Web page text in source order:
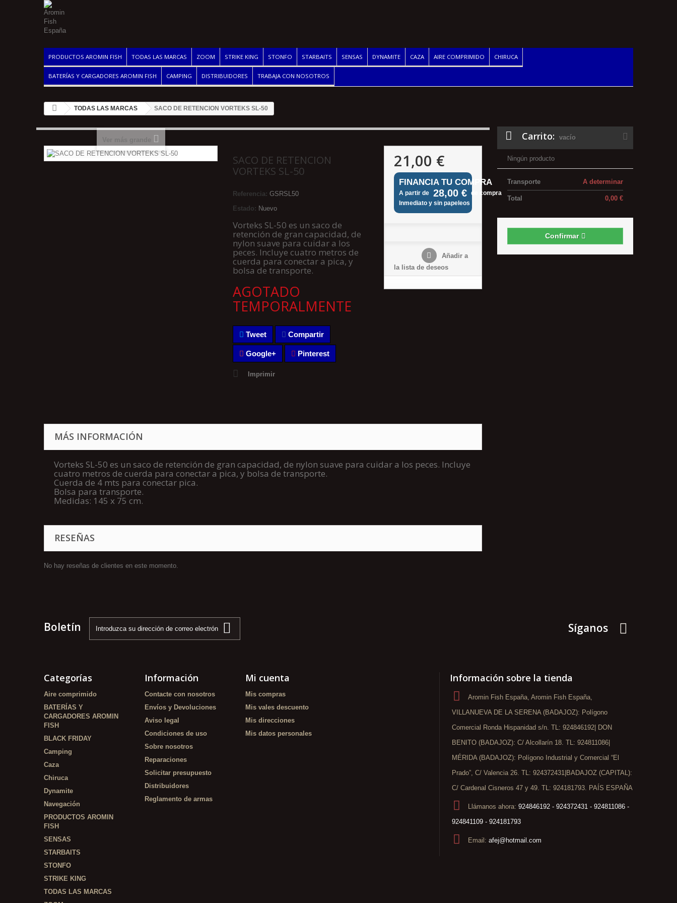
PRODUCTOS AROMIN FISH TODAS LAS MARCAS ZOOM STRIKE KING STONFO STARBAITS SENSAS DYNAMITE CAZA AIRE COMPRIMIDO CHIRUCA
BATERÍAS Y CARGADORES AROMIN FISH CAMPING DISTRIBUIDORES TRABAJA CON NOSOTROS
TODAS LAS MARCAS SACO DE RETENCION VORTEKS SL-50
SACO DE RETENCION
VORTEKS SL-50
Referencia: GSRSL50
Estado: Nuevo
Vorteks SL-50 es un saco de
retención de gran capacidad, de
nylon suave para cuidar a los
peces. Incluye cuatro metros de
cuerda para conectar a pica, y
bolsa de transporte.
AGOTADO
TEMPORALMENTE
Tweet Compartir
Google+ Pinterest
Imprimir
21,00 €
FINANCIA TU COMPRA
A partir de 28,00 € de compra
Inmediato y sin papeleos
Añadir a
la lista de deseos
MÁS INFORMACIÓN
Vorteks SL-50 es un saco de retención de gran capacidad, de nylon suave para cuidar a los peces. Incluye
cuatro metros de cuerda para conectar a pica, y bolsa de transporte.
Cuerda de 4 mts para conectar pica.
Bolsa para transporte.
Medidas: 145 x 75 cm.
RESEÑAS
No hay reseñas de clientes en este momento.
Carrito: vacío
Ningún producto
A determinar
Transporte
0,00 €
Total
Confirmar
Boletín Síganos
Categorías
Aire comprimido
BATERÍAS Y
CARGADORES AROMIN
FISH
BLACK FRIDAY
Camping
Caza
Chiruca
Dynamite
Navegación
PRODUCTOS AROMIN
FISH
SENSAS
STARBAITS
STONFO
STRIKE KING
TODAS LAS MARCAS
Información
Contacte con nosotros
Envíos y Devoluciones
Aviso legal
Condiciones de uso
Sobre nosotros
Reparaciones
Solicitar presupuesto
Distribuidores
Reglamento de armas
Mi cuenta
Mis compras
Mis vales descuento
Mis direcciones
Mis datos personales
Información sobre la tienda
Aromin Fish España, Aromin Fish España,
VILLANUEVA DE LA SERENA (BADAJOZ): Polígono
Comercial Ronda Hispanidad s/n. TL: 924846192| DON
BENITO (BADAJOZ): C/ Alcollarín 18. TL: 924811086|
MÉRIDA (BADAJOZ): Polígono Industrial y Comercial “El
Prado”, C/ Valencia 26. TL: 924372431|BADAJOZ (CAPITAL):
C/ Cardenal Cisneros 47 y 49. TL: 924181793. PAÍS ESPAÑA
Llámanos ahora: 924846192 - 924372431 - 924811086 -
924841109 - 924181793
Email: afej@hotmail.com